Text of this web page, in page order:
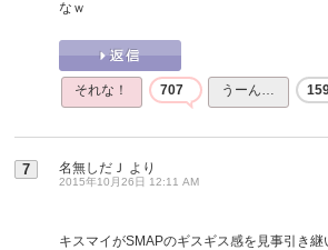
なｗ
それな！ 707 うーん…
7 名無しだＪ より
2015年10月26日 12:11 AM
キスマイがSMAPのギスギス感を見事引き継